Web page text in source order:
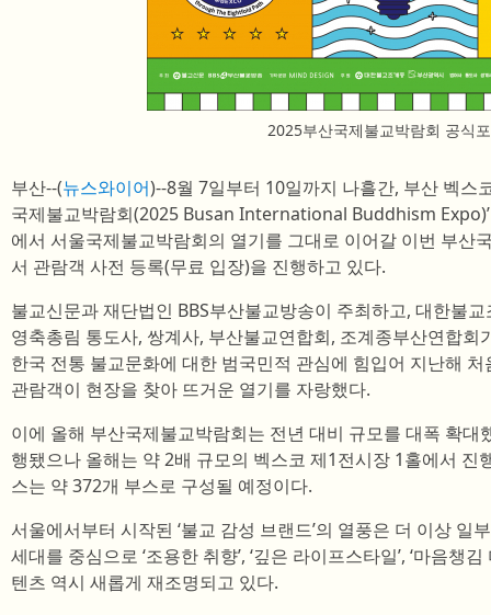
2025부산국제불교박람회 공식
부산--(뉴스와이어)--8월 7일부터 10일까지 나흘간, 부산 벡스
국제불교박람회(2025 Busan International Buddhism Expo)’
에서 서울국제불교박람회의 열기를 그대로 이어갈 이번 부산
서 관람객 사전 등록(무료 입장)을 진행하고 있다.
불교신문과 재단법인 BBS부산불교방송이 주최하고, 대한불
영축총림 통도사, 쌍계사, 부산불교연합회, 조계종부산연합회
한국 전통 불교문화에 대한 범국민적 관심에 힘입어 지난해
관람객이 현장을 찾아 뜨거운 열기를 자랑했다.
이에 올해 부산국제불교박람회는 전년 대비 규모를 대폭 확대
행됐으나 올해는 약 2배 규모의 벡스코 제1전시장 1홀에서 진
스는 약 372개 부스로 구성될 예정이다.
서울에서부터 시작된 ‘불교 감성 브랜드’의 열풍은 더 이상 일
세대를 중심으로 ‘조용한 취향’, ‘깊은 라이프스타일’, ‘마음챙
텐츠 역시 새롭게 재조명되고 있다.